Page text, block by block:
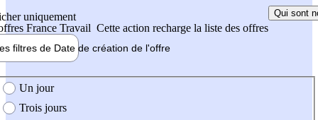
uniquement
France Travail Cette action recharge la liste des offres
Qui sont
filtres de Date de création de l'offre
création de l'offre
Un jour
Trois jours